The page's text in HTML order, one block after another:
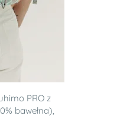
PRO z
bawełna),